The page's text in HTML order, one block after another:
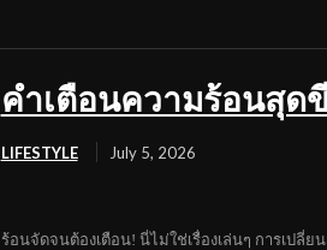
คำเตือนความร้อนสุด
LIFESTYLE July 5, 2026
ร้อนจัดจนต้องเตือน! นี่ไม่ใช่เรื่องเล่นๆ การเปลี่